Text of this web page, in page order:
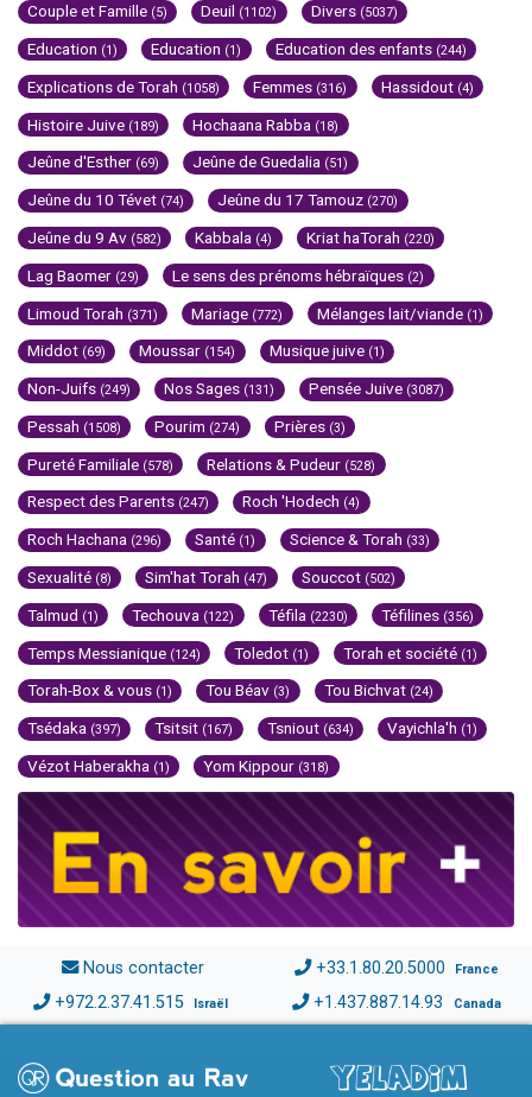
Couple et Famille (5) Deuil (1102) Divers (5037)
Education (1) Education (1) Education des enfants (244)
Explications de Torah (1058) Femmes (316) Hassidout (4)
Histoire Juive (189) Hochaana Rabba (18)
Jeûne d'Esther (69) Jeûne de Guedalia (51)
Jeûne du 10 Tévet (74) Jeûne du 17 Tamouz (270)
Jeûne du 9 Av (582) Kabbala (4) Kriat haTorah (220)
Lag Baomer (29) Le sens des prénoms hébraïques (2)
Limoud Torah (371) Mariage (772) Mélanges lait/viande (1)
Middot (69) Moussar (154) Musique juive (1)
Non-Juifs (249) Nos Sages (131) Pensée Juive (3087)
Pessah (1508) Pourim (274) Prières (3)
Pureté Familiale (578) Relations & Pudeur (528)
Respect des Parents (247) Roch 'Hodech (4)
Roch Hachana (296) Santé (1) Science & Torah (33)
Sexualité (8) Sim'hat Torah (47) Souccot (502)
Talmud (1) Techouva (122) Téfila (2230) Téfilines (356)
Temps Messianique (124) Toledot (1) Torah et société (1)
Torah-Box & vous (1) Tou Béav (3) Tou Bichvat (24)
Tsédaka (397) Tsitsit (167) Tsniout (634) Vayichla'h (1)
Vézot Haberakha (1) Yom Kippour (318)
Nous contacter +33.1.80.20.5000 France
+972.2.37.41.515 Israël +1.437.887.14.93 Canada